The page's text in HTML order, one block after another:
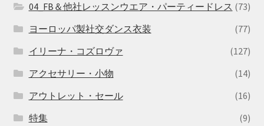
04_FB＆他社レッスンウエア・パーティードレス (73)
ヨーロッパ製社交ダンス衣装
(77)
イリーナ・コズロヴァ
(127)
アクセサリー・小物
(14)
アウトレット・セール
(16)
特集
(9)